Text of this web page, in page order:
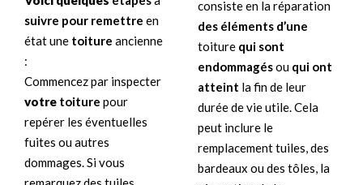
suivre pour remettre en
état une toiture ancienne
:
Commencez par inspecter
votre toiture pour
repérer les éventuelles
fuites ou autres
dommages. Si vous
consiste en la réparation
des éléments d’une
toiture qui sont
endommagésou qui ont
atteint la fin de leur
durée de vie utile. Cela
peut inclure le
remplacement tuiles, des
bardeaux ou des tôles, la